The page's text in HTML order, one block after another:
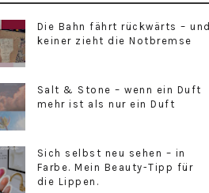
Die Bahn fährt rückwärts – und
keiner zieht die Notbremse
Salt & Stone – wenn ein Duft
mehr ist als nur ein Duft
Sich selbst neu sehen – in
Farbe. Mein Beauty-Tipp für
die Lippen.